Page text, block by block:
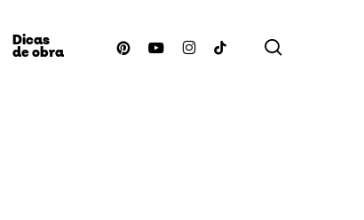
Dicas
de obra pinterestyoutubeinstagram
tiktok